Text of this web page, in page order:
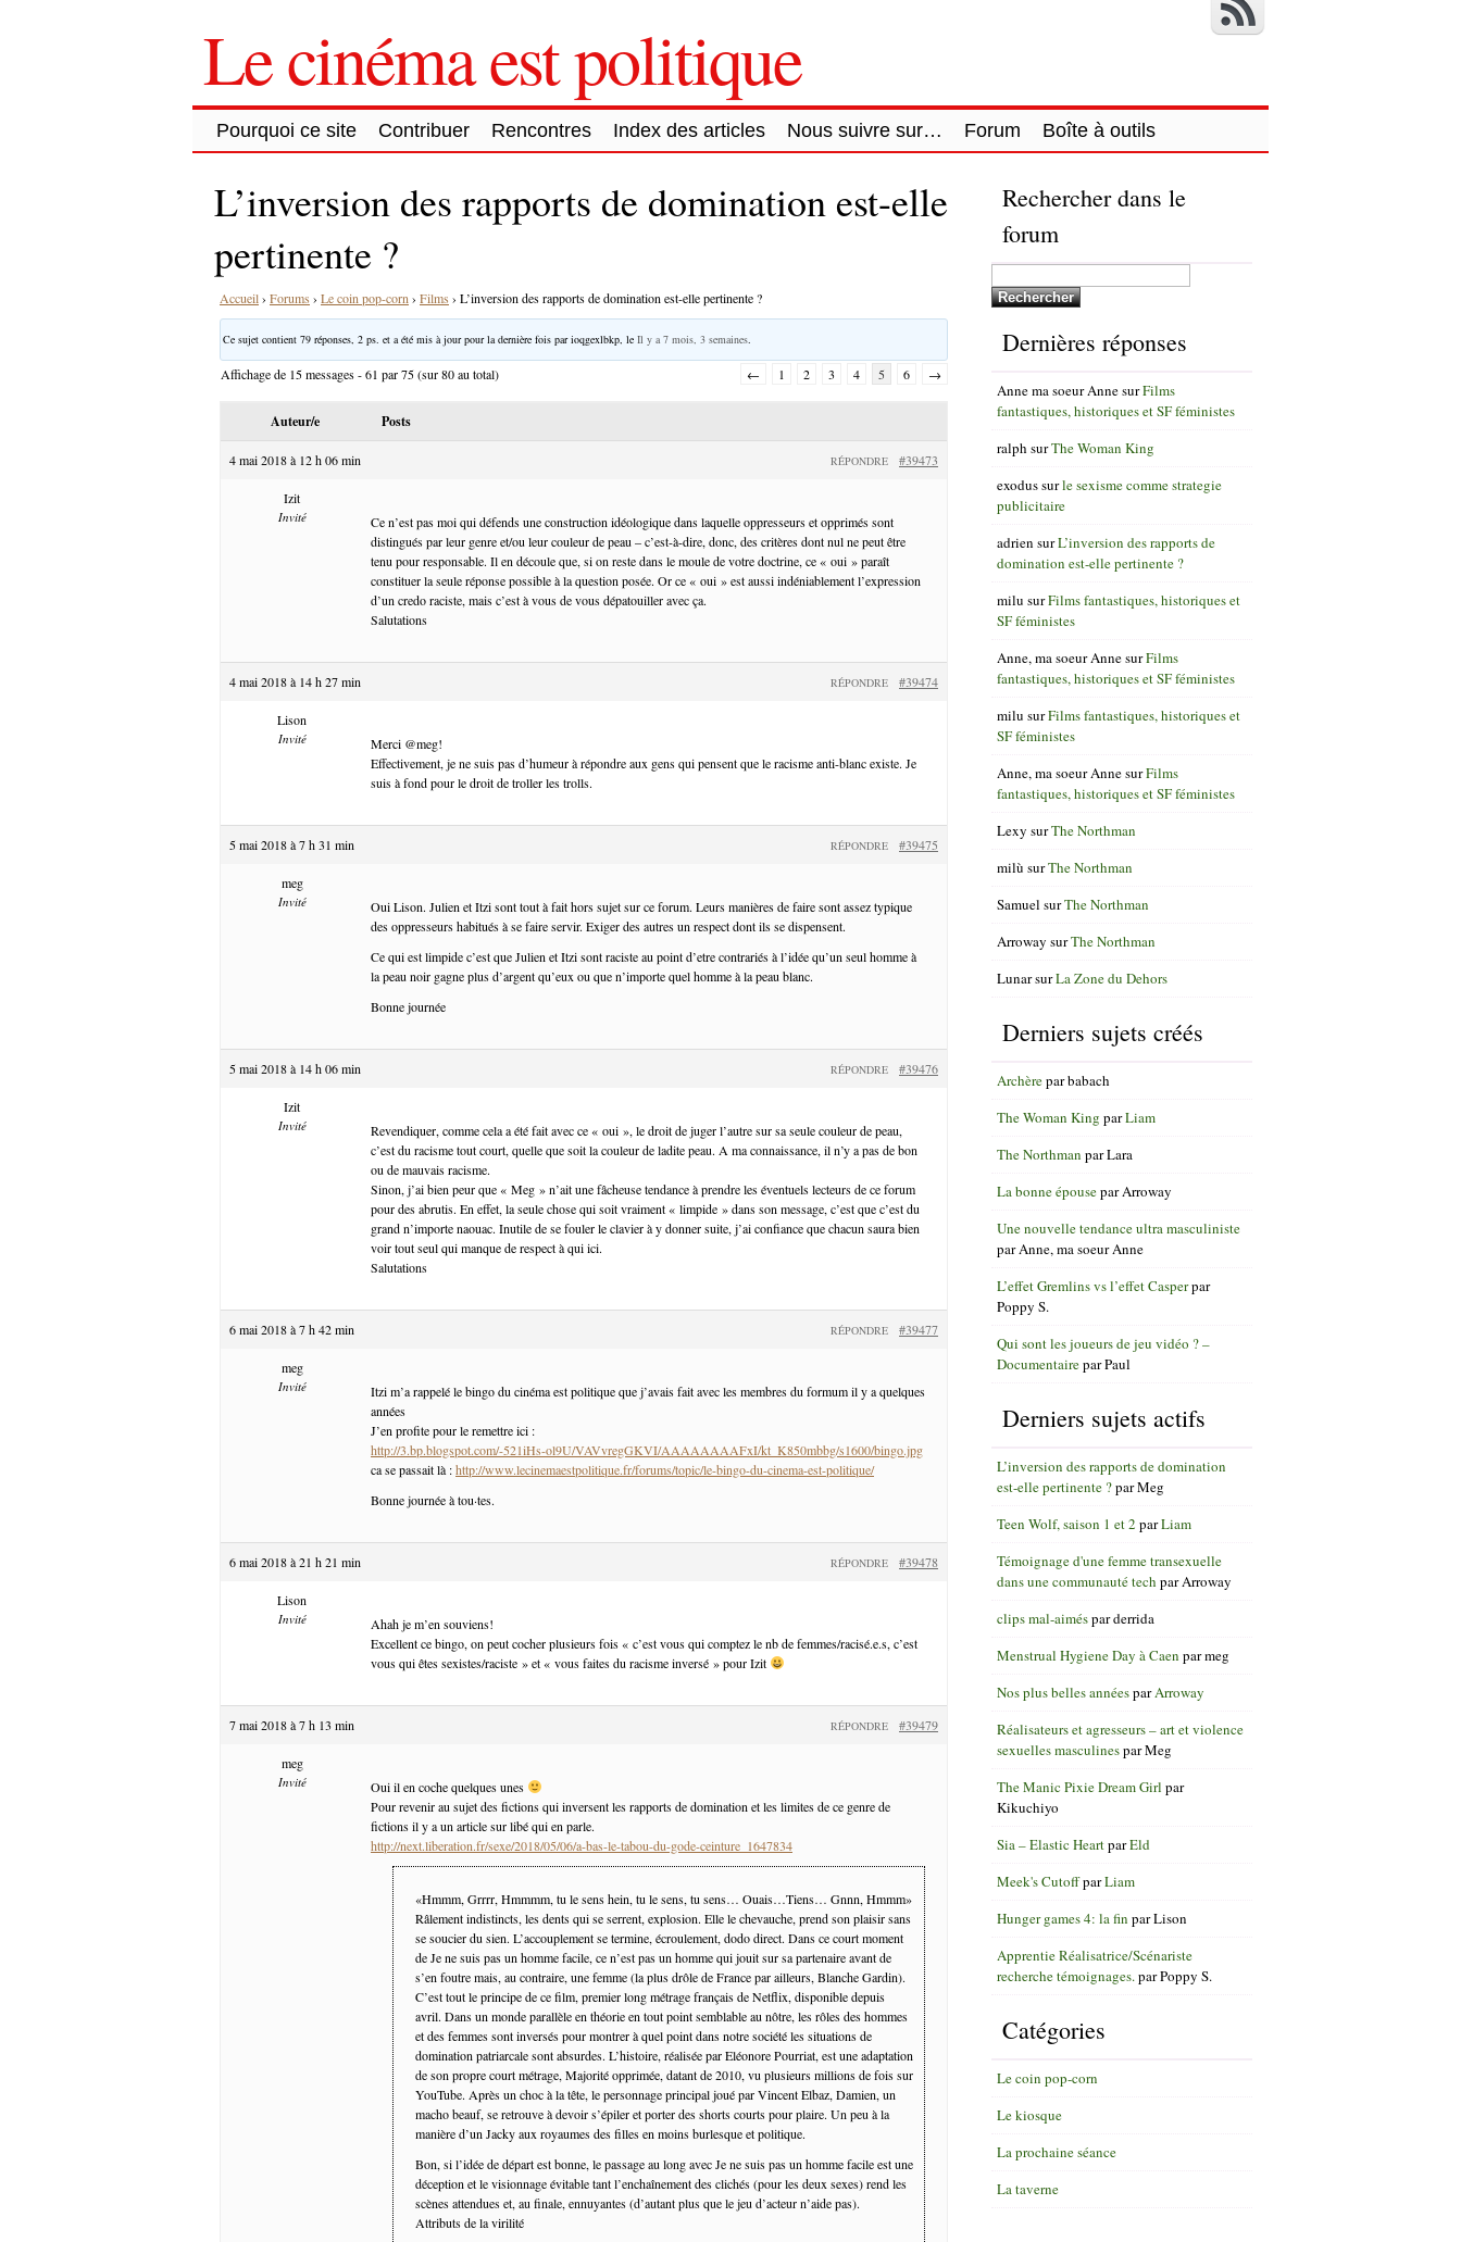
Le cinéma est politique
Pourquoi ce site Contribuer Rencontres Index des articles Nous suivre sur… Forum Boîte à outils
L’inversion des rapports de domination est-elle
pertinente ?
Accueil› Forums › Le coin pop-corn › Films › L’inversion des rapports de domination est-elle pertinente ?
Ce sujet contient 79 réponses, 2 ps. et a été mis à jour pour la dernière fois parioqgexlbkp , le Il y a 7 mois, 3 semaines
Affichage de 15 messages - 61 par 75 (sur 80 au total) ← 1 2 3 4 5 6 →
Auteur/e Posts
4 mai 2018 à 12 h 06 min #39473
RÉPONDRE
Izit
Invité
Ce n’est pas moi qui défends une construction idéologique dans laquelle oppresseurs et opprimés sont
distingués par leur genre et/ou leur couleur de peau – c’est-à-dire, donc, des critères dont nul ne peut être
tenu pour responsable. Il en découle que, si on reste dans le moule de votre doctrine, ce « oui » paraît
constituer la seule réponse possible à la question posée. Or ce « oui » est aussi indéniablement l’expression
d’un credo raciste, mais c’est à vous de vous dépatouiller avec ça.
Salutations
4 mai 2018 à 14 h 27 min #39474
RÉPONDRE
Lison
Invité
Merci @meg!
Effectivement, je ne suis pas d’humeur à répondre aux gens qui pensent que le racisme anti-blanc existe. Je
suis à fond pour le droit de troller les trolls.
5 mai 2018 à 7 h 31 min #39475
RÉPONDRE
meg
Invité
Oui Lison. Julien et Itzi sont tout à fait hors sujet sur ce forum. Leurs manières de faire sont assez typique
des oppresseurs habitués à se faire servir. Exiger des autres un respect dont ils se dispensent.
Ce qui est limpide c’est que Julien et Itzi sont raciste au point d’etre contrariés à l’idée qu’un seul homme à
la peau noir gagne plus d’argent qu’eux ou que n’importe quel homme à la peau blanc.
Bonne journée
5 mai 2018 à 14 h 06 min #39476
RÉPONDRE
Izit
Invité
Revendiquer, comme cela a été fait avec ce « oui », le droit de juger l’autre sur sa seule couleur de peau,
c’est du racisme tout court, quelle que soit la couleur de ladite peau. A ma connaissance, il n’y a pas de bon
ou de mauvais racisme.
Sinon, j’ai bien peur que « Meg » n’ait une fâcheuse tendance à prendre les éventuels lecteurs de ce forum
pour des abrutis. En effet, la seule chose qui soit vraiment « limpide » dans son message, c’est que c’est du
grand n’importe naouac. Inutile de se fouler le clavier à y donner suite, j’ai confiance que chacun saura bien
voir tout seul qui manque de respect à qui ici.
Salutations
6 mai 2018 à 7 h 42 min #39477
RÉPONDRE
meg
Invité
Itzi m’a rappelé le bingo du cinéma est politique que j’avais fait avec les membres du formum il y a quelques
années
J’en profite pour le remettre ici :
http://3.bp.blogspot.com/-521iHs-ol9U/VAVvregGKVI/AAAAAAAAFxI/kt_K850mbbg/s1600/bingo.jpg
ca se passait là :http://www.lecinemaestpolitique.fr/forums/topic/le-bingo-du-cinema-est-politique/
Bonne journée à tou·tes.
6 mai 2018 à 21 h 21 min #39478
RÉPONDRE
Lison
Invité
Ahah je m’en souviens!
Excellent ce bingo, on peut cocher plusieurs fois « c’est vous qui comptez le nb de femmes/racisé.e.s, c’est
vous qui êtes sexistes/raciste » et « vous faites du racisme inversé » pour Izit
7 mai 2018 à 7 h 13 min #39479
RÉPONDRE
meg
Invité
Oui il en coche quelques unes
Pour revenir au sujet des fictions qui inversent les rapports de domination et les limites de ce genre de
fictions il y a un article sur libé qui en parle.
http://next.liberation.fr/sexe/2018/05/06/a-bas-le-tabou-du-gode-ceinture_1647834
«Hmmm, Grrrr, Hmmmm, tu le sens hein, tu le sens, tu sens… Ouais…Tiens… Gnnn, Hmmm»
Râlement indistincts, les dents qui se serrent, explosion. Elle le chevauche, prend son plaisir sans
se soucier du sien. L’accouplement se termine, écroulement, dodo direct. Dans ce court moment
de Je ne suis pas un homme facile, ce n’est pas un homme qui jouit sur sa partenaire avant de
s’en foutre mais, au contraire, une femme (la plus drôle de France par ailleurs, Blanche Gardin).
C’est tout le principe de ce film, premier long métrage français de Netflix, disponible depuis
avril. Dans un monde parallèle en théorie en tout point semblable au nôtre, les rôles des hommes
et des femmes sont inversés pour montrer à quel point dans notre société les situations de
domination patriarcale sont absurdes. L’histoire, réalisée par Eléonore Pourriat, est une adaptation
de son propre court métrage, Majorité opprimée, datant de 2010, vu plusieurs millions de fois sur
YouTube. Après un choc à la tête, le personnage principal joué par Vincent Elbaz, Damien, un
macho beauf, se retrouve à devoir s’épiler et porter des shorts courts pour plaire. Un peu à la
manière d’un Jacky aux royaumes des filles en moins burlesque et politique.
Bon, si l’idée de départ est bonne, le passage au long avec Je ne suis pas un homme facile est une
déception et le visionnage évitable tant l’enchaînement des clichés (pour les deux sexes) rend les
scènes attendues et, au finale, ennuyantes (d’autant plus que le jeu d’acteur n’aide pas).
Attributs de la virilité
Rechercher dans le
forum
Dernières réponses
Anne ma soeur AnnesurFilms
fantastiques, historiques et SF féministes
ralph surThe Woman King
exodussurle sexisme comme strategie
publicitaire
adrien surL’inversion des rapports de
domination est-elle pertinente ?
milu surFilms fantastiques, historiques et
SF féministes
Anne, ma soeur AnnesurFilms
fantastiques, historiques et SF féministes
milu surFilms fantastiques, historiques et
SF féministes
Anne, ma soeur AnnesurFilms
fantastiques, historiques et SF féministes
Lexy surThe Northman
milù surThe Northman
Samuel surThe Northman
Arroway surThe Northman
LunarsurLa Zone du Dehors
Derniers sujets créés
Archèreparbabach
The Woman King parLiam
The Northman parLara
La bonne épouseparArroway
Une nouvelle tendance ultra masculiniste
parAnne, ma soeur Anne
L’effet Gremlins vs l’effet Casperpar
Poppy S.
Qui sont les joueurs de jeu vidéo ? –
DocumentaireparPaul
Derniers sujets actifs
L’inversion des rapports de domination
est-elle pertinente ?parMeg
Teen Wolf, saison 1 et 2 parLiam
Témoignage d'une femme transexuelle
dans une communauté tech parArroway
clips mal-aimésparderrida
Menstrual Hygiene Day à Caen parmeg
Nos plus belles annéesparArroway
Réalisateurs et agresseurs – art et violence
sexuelles masculinesparMeg
The Manic Pixie Dream Girl par
Kikuchiyo
Sia – Elastic HeartparEld
Meek's CutoffparLiam
Hunger games 4: la fin parLison
Apprentie Réalisatrice/Scénariste
recherche témoignages. parPoppy S.
Catégories
Le coin pop-corn
Le kiosque
La prochaine séance
La taverne